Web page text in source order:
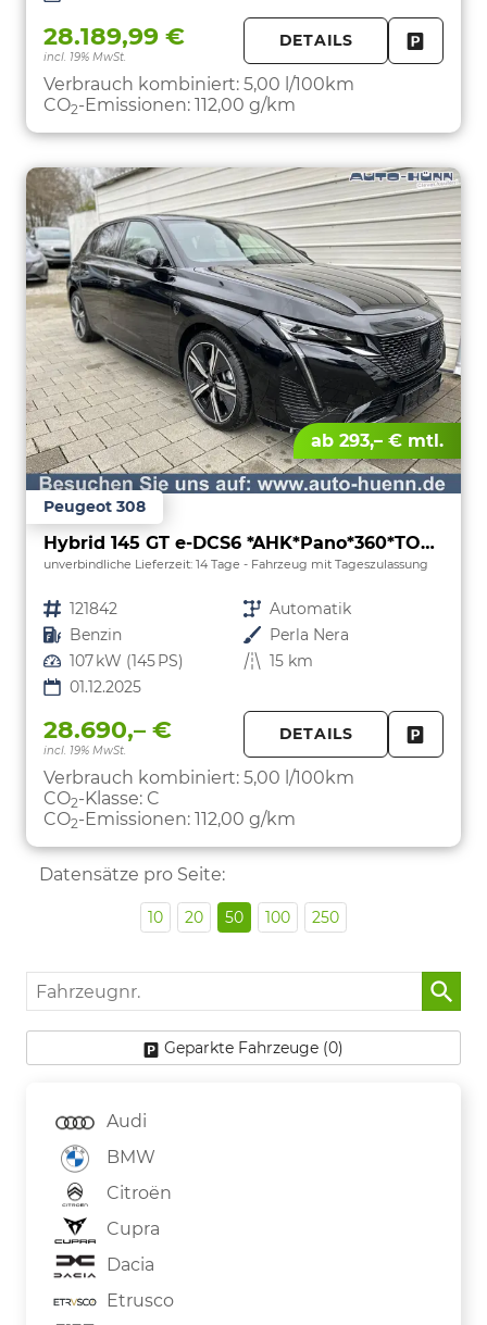
28.189,99 €
incl. 19% MwSt.
DETAILS
Verbrauch kombiniert: 5,00 l/100km
CO2-Emissionen: 112,00 g/km
ab 293,– € mtl.
Peugeot 308
Hybrid 145 GT e-DCS6 *AHK*Pano*360*TOP ANGEBOT
unverbindliche Lieferzeit: 14 Tage Fahrzeug mit Tageszulassung
Fahrzeugnr. 121842 Getriebe Automatik
Kraftstoff Benzin Außenfarbe Perla Nera
Leistung 107 kW (145 PS) Kilometerstand 15 km
01.12.2025
28.690,– €
incl. 19% MwSt.
DETAILS
Verbrauch kombiniert: 5,00 l/100km
CO2-Klasse: C
CO2-Emissionen: 112,00 g/km
Datensätze pro Seite:
10 20 50 100 250
Fahrzeugnr.
Geparkte Fahrzeuge (0)
Audi
BMW
Citroën
Cupra
Dacia
Etrusco